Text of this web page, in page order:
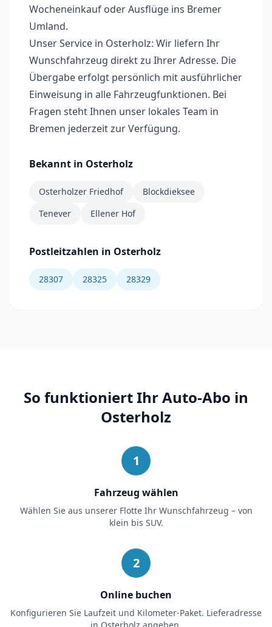
Wocheneinkauf oder Ausflüge ins Bremer
Umland.
Unser Service in Osterholz: Wir liefern Ihr
Wunschfahrzeug direkt zu Ihrer Adresse. Die
Übergabe erfolgt persönlich mit ausführlicher
Einweisung in alle Fahrzeugfunktionen. Bei
Fragen steht Ihnen unser lokales Team in
Bremen jederzeit zur Verfügung.
Bekannt in Osterholz
Osterholzer Friedhof
Blockdieksee
Tenever
Ellener Hof
Postleitzahlen in Osterholz
28307 28325 28329
So funktioniert Ihr Auto-Abo in
Osterholz
1
Fahrzeug wählen
Wählen Sie aus unserer Flotte Ihr Wunschfahrzeug – von
klein bis SUV.
2
Online buchen
Konfigurieren Sie Laufzeit und Kilometer-Paket. Lieferadresse